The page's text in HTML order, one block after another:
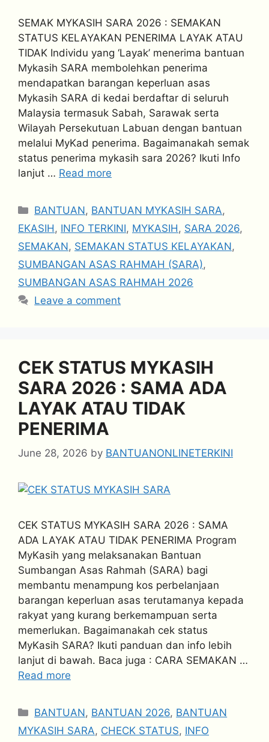
SEMAK MYKASIH SARA 2026 : SEMAKAN
STATUS KELAYAKAN PENERIMA LAYAK ATAU
TIDAK Individu yang ‘Layak’ menerima bantuan
Mykasih SARA membolehkan penerima
mendapatkan barangan keperluan asas
Mykasih SARA di kedai berdaftar di seluruh
Malaysia termasuk Sabah, Sarawak serta
Wilayah Persekutuan Labuan dengan bantuan
melalui MyKad penerima. Bagaimanakah semak
status penerima mykasih sara 2026? Ikuti Info
lanjut … Read more
Categories
BANTUAN, BANTUAN MYKASIH SARA,
EKASIH , INFO TERKINI, MYKASIH , SARA 2026,
SEMAKAN, SEMAKAN STATUS KELAYAKAN,
SUMBANGAN ASAS RAHMAH (SARA),
SUMBANGAN ASAS RAHMAH 2026
Leave a comment
CEK STATUS MYKASIH
SARA 2026 : SAMA ADA
LAYAK ATAU TIDAK
PENERIMA
June 28, 2026 by BANTUANONLINETERKINI
CEK STATUS MYKASIH SARA 2026 : SAMA
ADA LAYAK ATAU TIDAK PENERIMA Program
MyKasih yang melaksanakan Bantuan
Sumbangan Asas Rahmah (SARA) bagi
membantu menampung kos perbelanjaan
barangan keperluan asas terutamanya kepada
rakyat yang kurang berkemampuan serta
memerlukan. Bagaimanakah cek status
MyKasih SARA? Ikuti panduan dan info lebih
lanjut di bawah. Baca juga : CARA SEMAKAN …
Read more
Categories
BANTUAN, BANTUAN 2026, BANTUAN
MYKASIH SARA, CHECK STATUS, INFO